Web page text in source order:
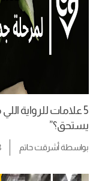
5 علامات للرواية
يستحق؟”
بواسطةأشرقت حاتم